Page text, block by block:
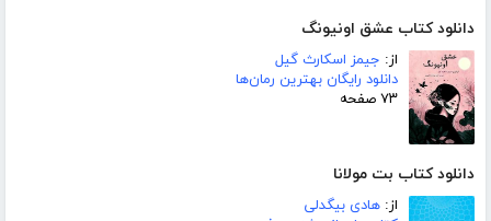
دانلود کتاب عشق اونیونگ
از: جیمز اسکارث گیل
دانلود رایگان بهترین رمان‌ها
۷۳ صفحه
دانلود کتاب بت مولانا
از: هادی بیگدلی